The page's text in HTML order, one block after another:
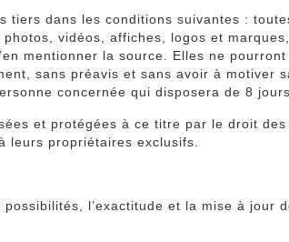
dans les conditions suivantes :
photos, vidéos, affiches, logos et
mentionner la source. Elles ne
sans préavis et sans avoir à motiver
concernée qui disposera de 8
et protégées à ce titre par le droit
leurs propriétaires exclusifs.
possibilités, l’exactitude et la mise à